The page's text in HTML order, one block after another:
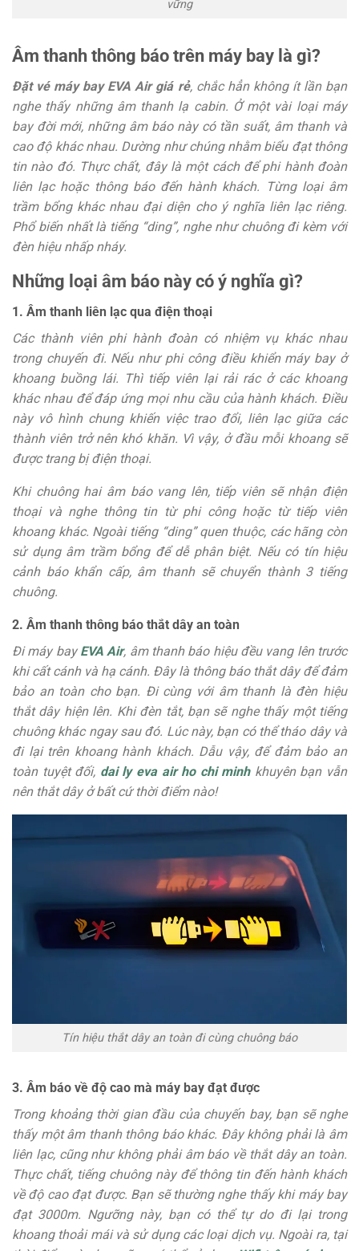
vững
Âm thanh thông báo trên máy bay là gì?
Đặt vé máy bay EVA Air giá rẻ, chắc hẳn không ít lần bạn
nghe thấy những âm thanh lạ cabin. Ở một vài loại máy
bay đời mới, những âm báo này có tần suất, âm thanh và
cao độ khác nhau. Dường như chúng nhằm biểu đạt thông
tin nào đó. Thực chất, đây là một cách để phi hành đoàn
liên lạc hoặc thông báo đến hành khách. Từng loại âm
trầm bổng khác nhau đại diện cho ý nghĩa liên lạc riêng.
Phổ biến nhất là tiếng “ding”, nghe như chuông đi kèm với
đèn hiệu nhấp nháy.
Những loại âm báo này có ý nghĩa gì?
1. Âm thanh liên lạc qua điện thoại
Các thành viên phi hành đoàn có nhiệm vụ khác nhau
trong chuyến đi. Nếu như phi công điều khiển máy bay ở
khoang buồng lái. Thì tiếp viên lại rải rác ở các khoang
khác nhau để đáp ứng mọi nhu cầu của hành khách. Điều
này vô hình chung khiến việc trao đổi, liên lạc giữa các
thành viên trở nên khó khăn. Vì vậy, ở đầu mỗi khoang sẽ
được trang bị điện thoại.
Khi chuông hai âm báo vang lên, tiếp viên sẽ nhận điện
thoại và nghe thông tin từ phi công hoặc từ tiếp viên
khoang khác. Ngoài tiếng “ding” quen thuộc, các hãng còn
sử dụng âm trầm bổng để dễ phân biệt. Nếu có tín hiệu
cảnh báo khẩn cấp, âm thanh sẽ chuyển thành 3 tiếng
chuông.
2. Âm thanh thông báo thắt dây an toàn
Đi máy bay EVA Air, âm thanh báo hiệu đều vang lên trước
khi cất cánh và hạ cánh. Đây là thông báo thắt dây để đảm
bảo an toàn cho bạn. Đi cùng với âm thanh là đèn hiệu
thắt dây hiện lên. Khi đèn tắt, bạn sẽ nghe thấy một tiếng
chuông khác ngay sau đó. Lúc này, bạn có thể tháo dây và
đi lại trên khoang hành khách. Dẫu vậy, để đảm bảo an
toàn tuyệt đối, dai ly eva air ho chi minhkhuyên bạn vẫn
nên thắt dây ở bất cứ thời điểm nào!
Tín hiệu thắt dây an toàn đi cùng chuông báo
3. Âm báo về độ cao mà máy bay đạt được
Trong khoảng thời gian đầu của chuyến bay, bạn sẽ nghe
thấy một âm thanh thông báo khác. Đây không phải là âm
liên lạc, cũng như không phải âm báo về thắt dây an toàn.
Thực chất, tiếng chuông này để thông tin đến hành khách
về độ cao đạt được. Bạn sẽ thường nghe thấy khi máy bay
đạt 3000m. Ngưỡng này, bạn có thể tự do đi lại trong
khoang thoải mái và sử dụng các loại dịch vụ. Ngoài ra, tại